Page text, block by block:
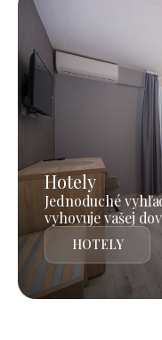
Hotely
Jednoduché
vyhovuje vašej
HOTELY